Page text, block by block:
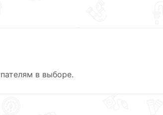
в выборе.